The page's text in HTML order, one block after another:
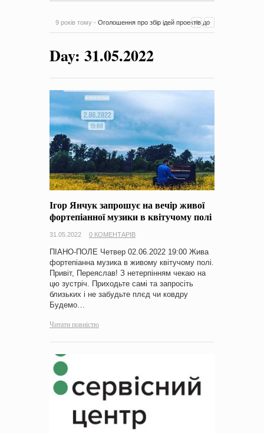
9 років тому - Оголошення про збір ідей проектів до
на період 2018 – 2020 роки Оголошення про збір ідей
проектів
-0 Коментарів
Day: 31.05.2022
Ігор Янчук запрошує на вечір живої
фортепіанної музики в квітучому полі
31.05.2022 0 КОМЕНТАРІВ
ПІАНО-ПОЛЕ Четвер 02.06.2022 19:00 Жива
фортепіанна музика в живому квітучому полі.
Привіт, Переяслав! З нетерпінням чекаю на
цю зустріч. Приходьте самі та запросіть
близьких і не забудьте плєд чи ковдру
Будемо…
Читати повністю